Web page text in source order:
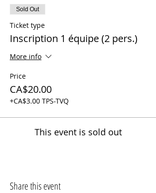
Sold Out
Ticket type
Inscription 1 équipe (2 pers.)
More info
Price
CA$20.00
+CA$3.00 TPS-TVQ
This event is sold out
Share this event